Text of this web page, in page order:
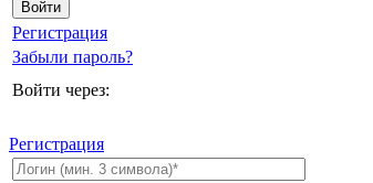
Регистрация
Забыли пароль?
Войти через:
Регистрация